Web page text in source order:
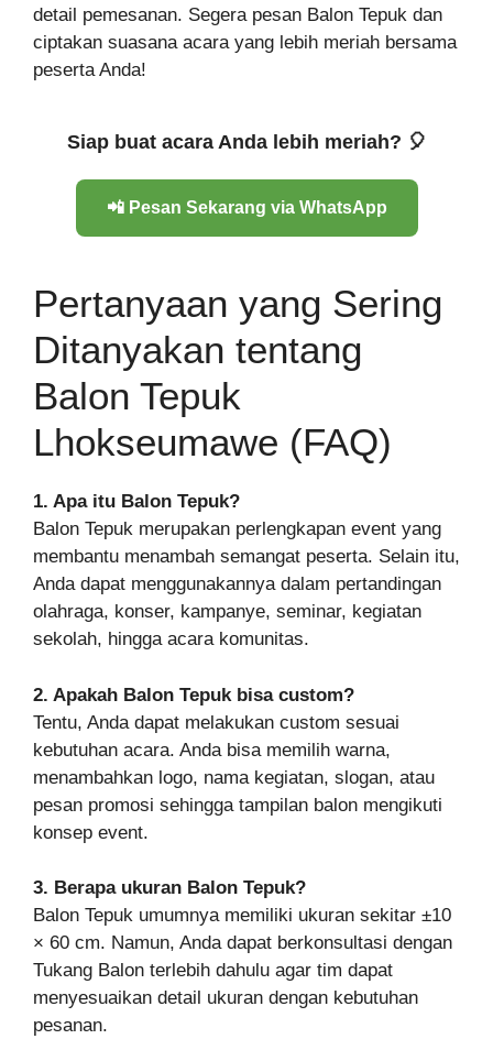
detail pemesanan. Segera pesan Balon Tepuk dan
ciptakan suasana acara yang lebih meriah bersama
peserta Anda!
Siap buat acara Anda lebih meriah? 🎈
📲 Pesan Sekarang via WhatsApp
Pertanyaan yang Sering
Ditanyakan tentang
Balon Tepuk
Lhokseumawe (FAQ)
1. Apa itu Balon Tepuk?
Balon Tepuk merupakan perlengkapan event yang
membantu menambah semangat peserta. Selain itu,
Anda dapat menggunakannya dalam pertandingan
olahraga, konser, kampanye, seminar, kegiatan
sekolah, hingga acara komunitas.
2. Apakah Balon Tepuk bisa custom?
Tentu, Anda dapat melakukan custom sesuai
kebutuhan acara. Anda bisa memilih warna,
menambahkan logo, nama kegiatan, slogan, atau
pesan promosi sehingga tampilan balon mengikuti
konsep event.
3. Berapa ukuran Balon Tepuk?
Balon Tepuk umumnya memiliki ukuran sekitar ±10
× 60 cm. Namun, Anda dapat berkonsultasi dengan
Tukang Balon terlebih dahulu agar tim dapat
menyesuaikan detail ukuran dengan kebutuhan
pesanan.